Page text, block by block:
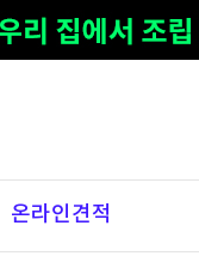
온라인견적